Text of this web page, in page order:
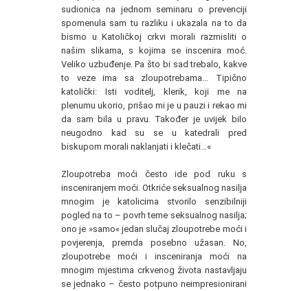
sudionica na jednom seminaru o prevenciji
spomenula sam tu razliku i ukazala na to da
bismo u Katoličkoj crkvi morali razmisliti o
našim slikama, s kojima se inscenira moć.
Veliko uzbuđenje. Pa što bi sad trebalo, kakve
to veze ima sa zloupotrebama… Tipično
katolički: Isti voditelj, klerik, koji me na
plenumu ukorio, prišao mi je u pauzi i rekao mi
da sam bila u pravu. Također je uvijek bilo
neugodno kad su se u katedrali pred
biskupom morali naklanjati i klečati…«
Zloupotreba moći često ide pod ruku s
insceniranjem moći. Otkriće seksualnog nasilja
mnogim je katolicima stvorilo senzibilniji
pogled na to – povrh teme seksualnog nasilja;
ono je »samo« jedan slučaj zloupotrebe moći i
povjerenja, premda posebno užasan. No,
zloupotrebe moći i insceniranja moći na
mnogim mjestima crkvenog života nastavljaju
se jednako – često potpuno neimpresionirani